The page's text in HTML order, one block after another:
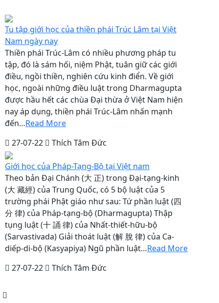
Tu tập giới học của thiền phái Trúc Lâm tại Việt
Nam ngày nay
Thiền phái Trúc-Lâm có nhiều phương pháp tu
tập, đó là sám hối, niệm Phật, tuân giữ các giới
điều, ngồi thiền, nghiên cứu kinh điển. Về giới
học, ngoài những điều luật trong Dharmagupta
được hầu hết các chùa Đại thừa ở Việt Nam hiện
nay áp dụng, thiền phái Trúc-Lâm nhấn mạnh
đến…Read More
27-07-22
Thích Tâm Đức
Giới học của Pháp-Tạng-Bộ tại Việt nam
Theo bản Đại Chánh (大 正) trong Đại-tạng-kinh
(大 藏經) của Trung Quốc, có 5 bộ luật của 5
trường phái Phật giáo như sau: Tứ phần luật (四
分 律) của Pháp-tạng-bộ (Dharmagupta) Thập
tụng luật (十 誦 律) của Nhất-thiết-hữu-bộ
(Sarvastivada) Giải thoát luật (解 脫 律) của Ca-
diếp-di-bộ (Kasyapiya) Ngũ phần luật…Read More
27-07-22
Thích Tâm Đức